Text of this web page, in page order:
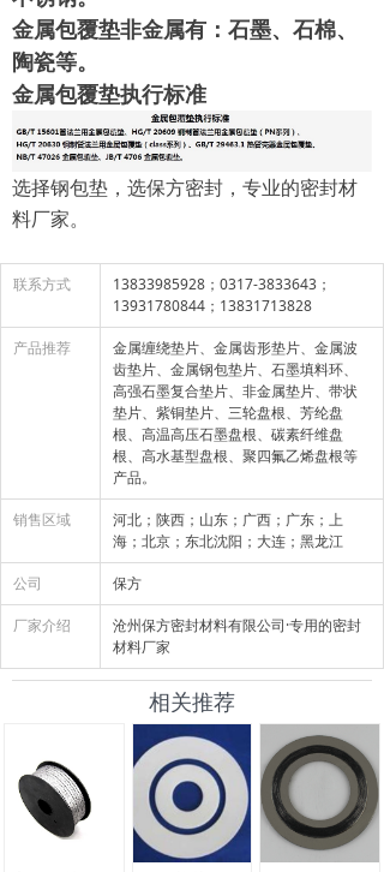
金属包覆垫非金属有：石墨、石棉、
陶瓷等。
金属包覆垫执行标准
选择钢包垫，选保方密封，专业的密封材
料厂家。
相关推荐
联系方式
13833985928；0317-3833643；
13931780844；13831713828
产品推荐
金属缠绕垫片、金属齿形垫片、金属波
齿垫片、金属钢包垫片、石墨填料环、
高强石墨复合垫片、非金属垫片、带状
垫片、紫铜垫片、三轮盘根、芳纶盘
根、高温高压石墨盘根、碳素纤维盘
根、高水基型盘根、聚四氟乙烯盘根等
产品。
销售区域
河北；陕西；山东；广西；广东；上
海；北京；东北沈阳；大连；黑龙江
公司 保方
厂家介绍
沧州保方密封材料有限公司·专用的密封
材料厂家